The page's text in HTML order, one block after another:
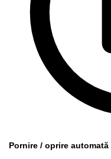
Pornire / oprire automată